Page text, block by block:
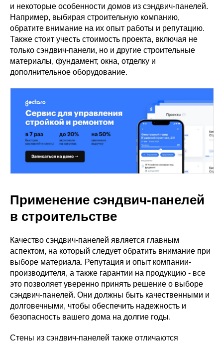
и некоторые особенности домов из сэндвич-панелей.
Например, выбирая строительную компанию,
обратите внимание на их опыт работы и репутацию.
Также стоит учесть стоимость проекта, включая не
только сэндвич-панели, но и другие строительные
материалы, фундамент, окна, отделку и
дополнительное оборудование.
Применение сэндвич-панелей
в строительстве
Качество сэндвич-панелей является главным
аспектом, на который следует обратить внимание при
выборе материала. Репутация и опыт компании-
производителя, а также гарантии на продукцию - все
это позволяет уверенно принять решение о выборе
сэндвич-панелей. Они должны быть качественными и
долговечными, чтобы обеспечить надежность и
безопасность вашего дома на долгие годы.
Стены из сэндвич-панелей также отличаются